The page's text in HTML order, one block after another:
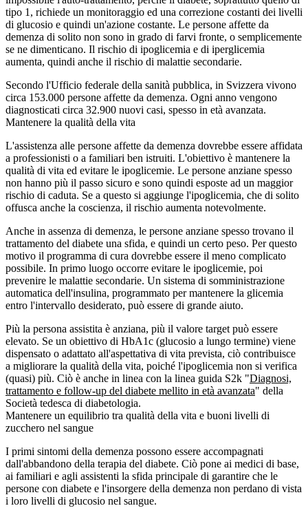
tipo 1, richiede un monitoraggio ed una correzione costanti dei livelli
di glucosio e quindi un'azione costante. Le persone affette da
demenza di solito non sono in grado di farvi fronte, o semplicemente
se ne dimenticano. Il rischio di ipoglicemia e di iperglicemia
aumenta, quindi anche il rischio di malattie secondarie.
Secondo l'Ufficio federale della sanità pubblica, in Svizzera vivono
circa 153.000 persone affette da demenza. Ogni anno vengono
diagnosticati circa 32.900 nuovi casi, spesso in età avanzata.
Mantenere la qualità della vita
L'assistenza alle persone affette da demenza dovrebbe essere affidata
a professionisti o a familiari ben istruiti. L'obiettivo è mantenere la
qualità di vita ed evitare le ipoglicemie. Le persone anziane spesso
non hanno più il passo sicuro e sono quindi esposte ad un maggior
rischio di caduta. Se a questo si aggiunge l'ipoglicemia, che di solito
offusca anche la coscienza, il rischio aumenta notevolmente.
Anche in assenza di demenza, le persone anziane spesso trovano il
trattamento del diabete una sfida, e quindi un certo peso. Per questo
motivo il programma di cura dovrebbe essere il meno complicato
possibile. In primo luogo occorre evitare le ipoglicemie, poi
prevenire le malattie secondarie. Un sistema di somministrazione
automatica dell'insulina, programmato per mantenere la glicemia
entro l'intervallo desiderato, può essere di grande aiuto.
Più la persona assistita è anziana, più il valore target può essere
elevato. Se un obiettivo di HbA1c (glucosio a lungo termine) viene
dispensato o adattato all'aspettativa di vita prevista, ciò contribuisce
a migliorare la qualità della vita, poiché l'ipoglicemia non si verifica
(quasi) più. Ciò è anche in linea con la linea guida S2k "Diagnosi,
trattamento e follow-up del diabete mellito in età avanzata" della
Società tedesca di diabetologia.
Mantenere un equilibrio tra qualità della vita e buoni livelli di
zucchero nel sangue
I primi sintomi della demenza possono essere accompagnati
dall'abbandono della terapia del diabete. Ciò pone ai medici di base,
ai familiari e agli assistenti la sfida principale di garantire che le
persone con diabete e l'insorgere della demenza non perdano di vista
i loro livelli di glucosio nel sangue.